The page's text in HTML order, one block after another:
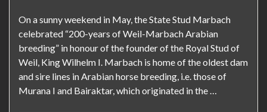
On a sunny weekend in May, the State Stud Marbach
celebrated “200-years of Weil-Marbach Arabian
breeding” in honour of the founder of the Royal Stud of
Weil, King Wilhelm I. Marbach is home of the oldest dam
and sire lines in Arabian horse breeding, i.e. those of
Murana I and Bairaktar, which originated in the …